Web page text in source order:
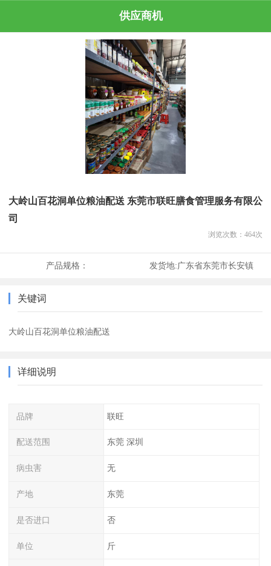
供应商机
大岭山百花洞单位粮油配送 东莞市联旺膳食管理服务有限公
司
浏览次数： 464次
产品规格： 发货地:广东省东莞市长安镇
关键词
大岭山百花洞单位粮油配送
详细说明
品牌 联旺
配送范围 东莞 深圳
病虫害 无
产地 东莞
是否进口 否
单位 斤